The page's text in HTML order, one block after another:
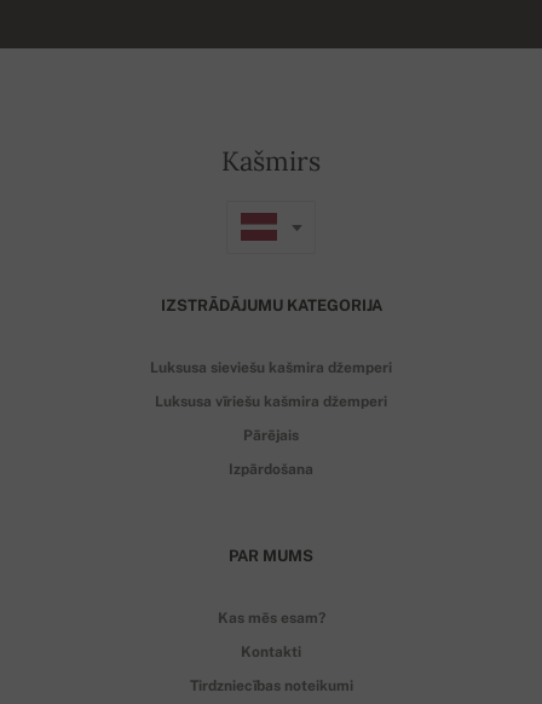
Kašmirs
IZSTRĀDĀJUMU KATEGORIJA
Luksusa sieviešu kašmira džemperi
Luksusa vīriešu kašmira džemperi
Pārējais
Izpārdošana
PAR MUMS
Kas mēs esam?
Kontakti
Tirdzniecības noteikumi